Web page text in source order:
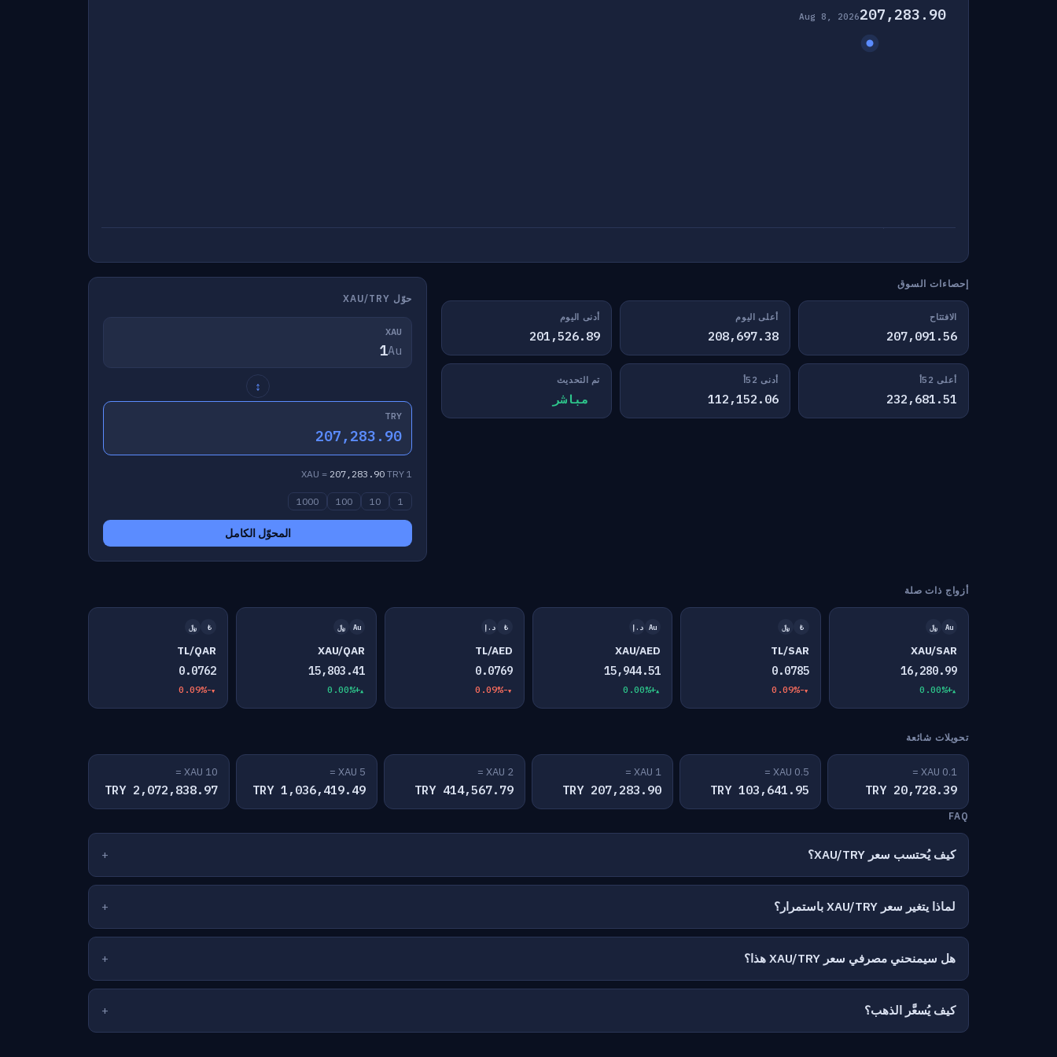
207,283.90
Aug 8, 2026
إحصاءات السوق
الافتتاح
207,091.56
أعلى اليوم
208,697.38
أدنى اليوم
201,526.89
أعلى 52أ
232,681.51
أدنى 52أ
112,152.06
تم التحديث
مباشر
حوّل XAU/TRY
XAU
Au
↕
TRY
207,283.90
1 XAU =
207,283.90 TRY
1
10
100
1000
المحوّل الكامل
أزواج ذات صلة
Au ﷼
XAU/SAR
16,280.99
+0.00%
₺ ﷼
TL/SAR
0.0785
-0.09%
Au د.إ
XAU/AED
15,944.51
+0.00%
₺ د.إ
TL/AED
0.0769
-0.09%
Au ﷼
XAU/QAR
15,803.41
+0.00%
₺ ﷼
TL/QAR
0.0762
-0.09%
تحويلات شائعة
0.1 XAU =
20,728.39 TRY
0.5 XAU =
103,641.95 TRY
1 XAU =
207,283.90 TRY
2 XAU =
414,567.79 TRY
5 XAU =
1,036,419.49 TRY
10 XAU =
2,072,838.97 TRY
FAQ
كيف يُحتسب سعر XAU/TRY؟
لماذا يتغير سعر XAU/TRY باستمرار؟
هل سيمنحني مصرفي سعر XAU/TRY هذا؟
كيف يُسعَّر الذهب؟